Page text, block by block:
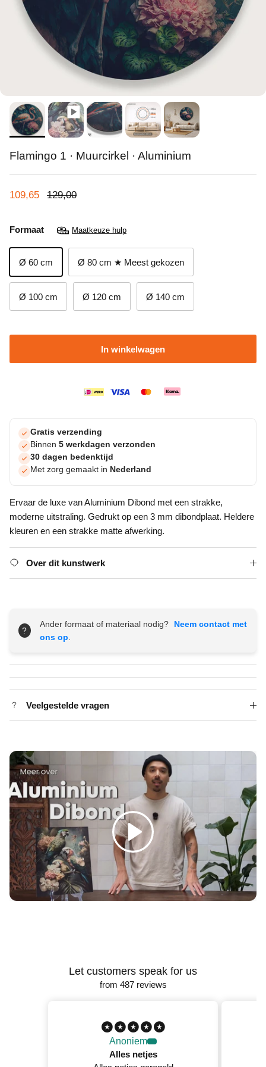
Flamingo 1 · Muurcirkel · Aluminium
Verkoopprijs
109,65 Reguliere prijs
129,00
Formaat Maatkeuze hulp
Ø 60 cm Ø 80 cm ★ Meest gekozen
Ø 100 cm Ø 120 cm Ø 140 cm
In winkelwagen
Gratis verzending
Binnen 5 werkdagen verzonden
30 dagen bedenktijd
Met zorg gemaakt in Nederland
Ervaar de luxe van Aluminium Dibond met een strakke,
moderne uitstraling. Gedrukt op een 3 mm dibondplaat. Heldere
kleuren en een strakke matte afwerking.
Over dit kunstwerk
?
Ander formaat of materiaal nodig?
Neem contact met
ons op.
Veelgestelde vragen
Spelen
Let customers speak for us
from 487 reviews
Anoniem
Alles netjes